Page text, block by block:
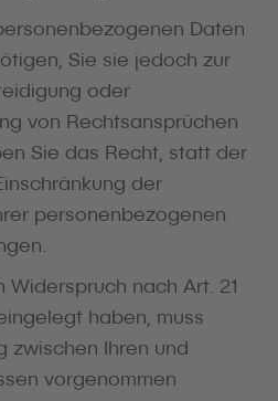
Daten
Sie sie jedoch zur
oder
von Rechtsansprüchen
Sie das Recht, statt der
der
personenbezogenen
Widerspruch nach Art. 21
haben, muss
zwischen Ihren und
vorgenommen